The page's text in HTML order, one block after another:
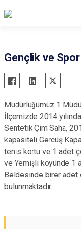
Beşiri
Gercüş
Hasankeyf
Kozluk
Sason
Gençlik ve
Müdürlüğümüz 1
İlçemizde 2014
Sentetik Çim Saha,
kapasiteli Gercüş
tenis kortu ve 1 adet
ve Yemişli köyünde 1
Beldesinde birer adet
bulunmaktadır.